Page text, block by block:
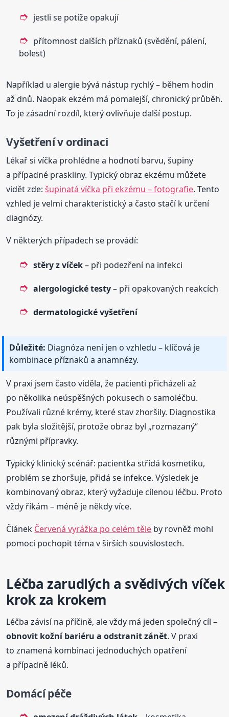
jestli se potíže opakují
přítomnost dalších příznaků (svědění, pálení,
bolest)
Například u alergie bývá nástup rychlý – během hodin
až dnů. Naopak ekzém má pomalejší, chronický průběh.
To je zásadní rozdíl, který ovlivňuje další postup.
Vyšetření v ordinaci
Lékař si víčka prohlédne a hodnotí barvu, šupiny
a případné praskliny. Typický obraz ekzému můžete
vidět zde:šupinatá víčka při ekzému – fotografie. Tento
vzhled je velmi charakteristický a často stačí k určení
diagnózy.
V některých případech se provádí:
stěry z víček– při podezření na infekci
alergologické testy– při opakovaných reakcích
dermatologické vyšetření
Důležité: Diagnóza není jen o vzhledu – klíčová je
kombinace příznaků a anamnézy.
V praxi jsem často viděla, že pacienti přicházeli až
po několika neúspěšných pokusech o samoléčbu.
Používali různé krémy, které stav zhoršily. Diagnostika
pak byla složitější, protože obraz byl „rozmazaný“
různými přípravky.
Typický klinický scénář: pacientka střídá kosmetiku,
problém se zhoršuje, přidá se infekce. Výsledek je
kombinovaný obraz, který vyžaduje cílenou léčbu. Proto
vždy říkám – méně je někdy více.
Článek Červená vyrážka po celém těle by rovněž mohl
pomoci pochopit téma v širších souvislostech.
Léčba zarudlých a svědivých víček
krok za krokem
Léčba závisí na příčině, ale vždy má jeden společný cíl –
obnovit kožní bariéru a odstranit zánět. V praxi
to znamená kombinaci jednoduchých opatření
a případně léků.
Domácí péče